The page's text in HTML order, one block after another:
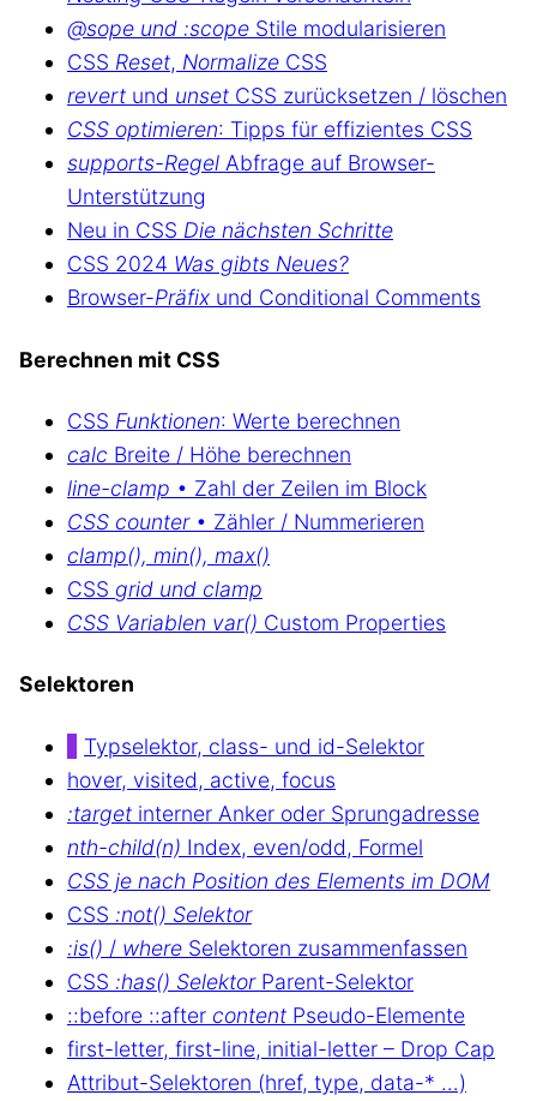
@sope und :scope Stile modularisieren
CSS Reset, Normalize CSS
revert und unset CSS zurücksetzen / löschen
CSS optimieren: Tipps für effizientes CSS
supports-Regel Abfrage auf Browser-
Unterstützung
Neu in CSS Die nächsten Schritte
CSS 2024 Was gibts Neues?
Browser-Präfix und Conditional Comments
Berechnen mit CSS
CSS Funktionen: Werte berechnen
calc Breite / Höhe berechnen
line-clamp • Zahl der Zeilen im Block
CSS counter• Zähler / Nummerieren
clamp(), min(), max()
CSS grid und clamp
CSS Variablen var() Custom Properties
Selektoren
Typselektor, class- und id-Selektor
hover, visited, active, focus
:target interner Anker oder Sprungadresse
nth-child(n) Index, even/odd, Formel
CSS je nach Position des Elements im DOM
CSS :not() Selektor
:is() / where Selektoren zusammenfassen
CSS :has() SelektorParent-Selektor
::before ::after content Pseudo-Elemente
first-letter, first-line, initial-letter – Drop Cap
Attribut-Selektoren (href, type, data-* …)